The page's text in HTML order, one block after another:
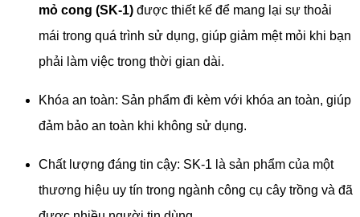
mỏ cong (SK-1) được thiết kế để mang lại sự thoải
mái trong quá trình sử dụng, giúp giảm mệt mỏi khi bạn
phải làm việc trong thời gian dài.
Khóa an toàn: Sản phẩm đi kèm với khóa an toàn, giúp
đảm bảo an toàn khi không sử dụng.
Chất lượng đáng tin cậy: SK-1 là sản phẩm của một
thương hiệu uy tín trong ngành công cụ cây trồng và đã